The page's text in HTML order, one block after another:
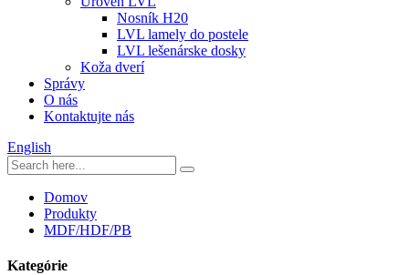
Nosník H20
LVL lamely do postele
LVL lešenárske dosky
Koža dverí
Správy
O nás
Kontaktujte nás
English
Domov
Produkty
MDF/HDF/PB
Kategórie